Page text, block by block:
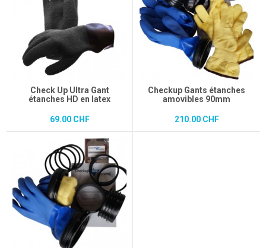
Check Up Ultra Gant
étanches HD en latex
69.00 CHF
Checkup Gants étanches
amovibles 90mm
210.00 CHF